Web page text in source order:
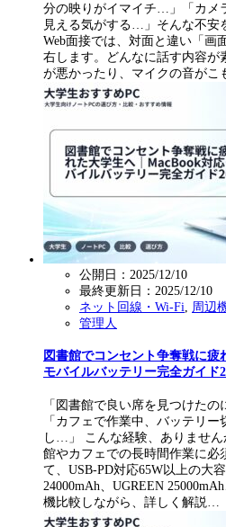
分の映りがイマイチ…」「カメ
見える気がする…」そんな不安
Web面接では、対面と違い「画
右します。どんなに話す内容が
が悪かったり、マイクの音がこ
公開日：2025/12/10
最終更新日： 2025/12/10
ネット回線・Wi-Fi
周辺
管理人
図書館でコンセント争奪戦に疲
モバイルバッテリー完全ガイド
「図書館で良い席を見つけた
「カフェで作業中、バッテリ
し…」 こんな経験、ありませ
館やカフェでの長時間作業に必
て、USB-PD対応65W以上の大
24000mAh、UGREEN
機比較しながら、詳しく解説…